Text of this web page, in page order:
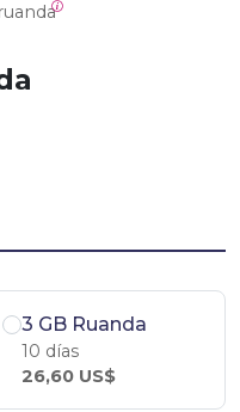
3 GB Ruanda
10 días
26,60 US$